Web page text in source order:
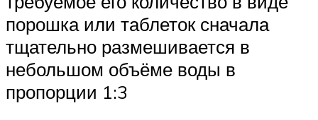
порошка или таблеток сначала
тщательно размешивается в
небольшом объёме воды в
пропорции 1:3